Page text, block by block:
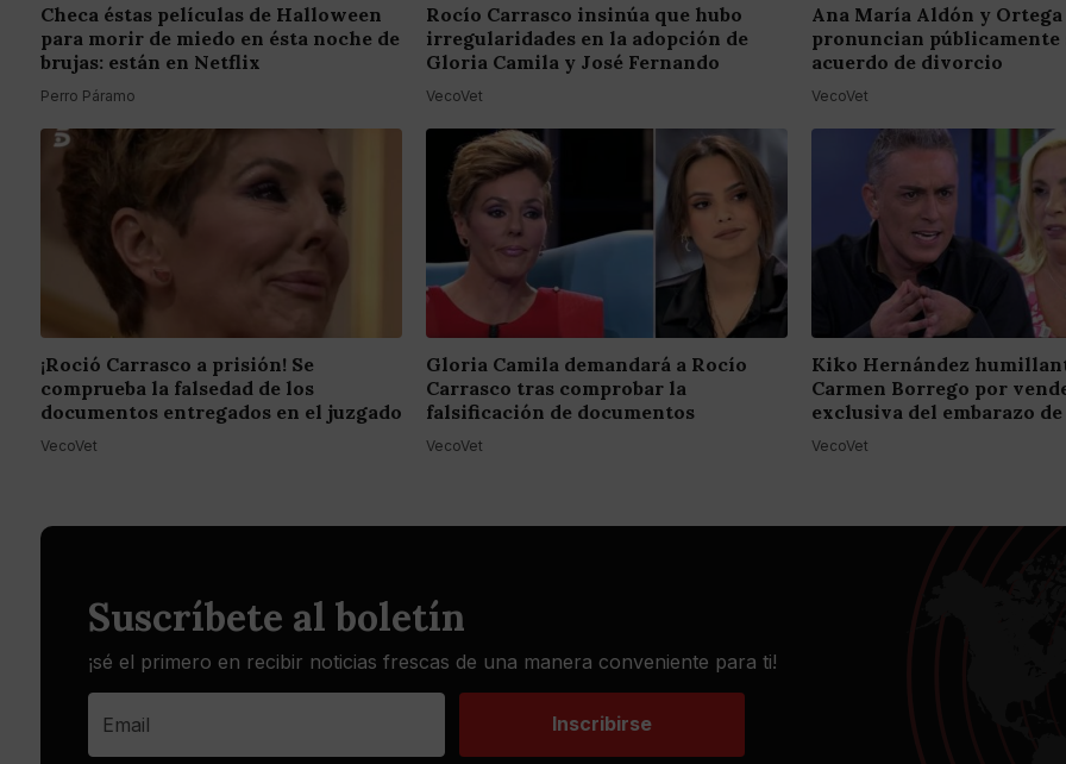
Checa éstas películas de Halloween
para morir de miedo en ésta noche de
brujas: están en Netflix
Perro Páramo
Rocío Carrasco insinúa que hubo
irregularidades en la adopción de
Gloria Camila y José Fernando
VecoVet
Ana María Aldón y Ortega
pronuncian públicamente
acuerdo de divorcio
VecoVet
¡Roció Carrasco a prisión! Se
comprueba la falsedad de los
documentos entregados en el juzgado
VecoVet
Gloria Camila demandará a Rocío
Carrasco tras comprobar la
falsificación de documentos
VecoVet
Kiko Hernández
Carmen Borrego por
exclusiva del embarazo
VecoVet
Suscríbete al boletín
¡sé el primero en recibir noticias frescas de una manera conveniente para ti!
Inscribirse